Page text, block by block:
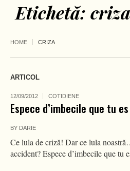
Etichetă: criza
HOME CRIZA
ARTICOL
12/09/2012 COTIDIENE
Espece d’imbecile que tu es
BY DARIE
Ce lula de criză! Dar ce lula
accident? Espece d’imbecile que tu